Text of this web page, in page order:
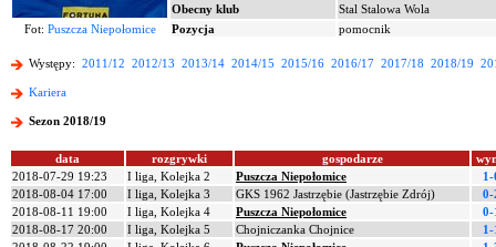
Obecny klub
Stal Stalowa Wola
Fot: Puszcza Niepołomice Pozycja pomocnik
Występy: 2011/12 2012/13 2013/14 2014/15 2015/16 2016/17 2017/18 2018/19
Kariera
Sezon 2018/19
data rozgrywki gospodarze
2018-07-29 19:23
I liga, Kolejka 2 Puszcza Niepołomice
1-
2018-08-04 17:00
I liga, Kolejka 3 GKS 1962 Jastrzębie (Jastrzębie Zdrój)
0-
2018-08-11 19:00
I liga, Kolejka 4 Puszcza Niepołomice
0-
2018-08-17 20:00
I liga, Kolejka 5 Chojniczanka Chojnice
1-